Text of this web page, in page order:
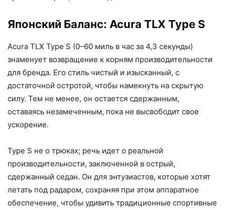
Японский Баланс: Acura TLX Type S
Acura TLX Type S (0–60 миль в час за 4,3 секунды)
знаменует возвращение к корням производительности
для бренда. Его стиль чистый и изысканный, с
достаточной остротой, чтобы намекнуть на скрытую
силу. Тем не менее, он остается сдержанным,
оставаясь незамеченным, пока не высвободит свое
ускорение.
Type S не о трюках; речь идет о реальной
производительности, заключенной в острый,
сдержанный седан. Он для энтузиастов, которые хотят
летать под радаром, сохраняя при этом аппаратное
обеспечение, чтобы удивить традиционные спортивные